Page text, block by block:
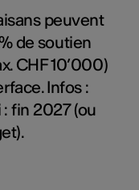
peuvent
de soutien
CHF 10’000)
Infos :
: fin 2027 (ou